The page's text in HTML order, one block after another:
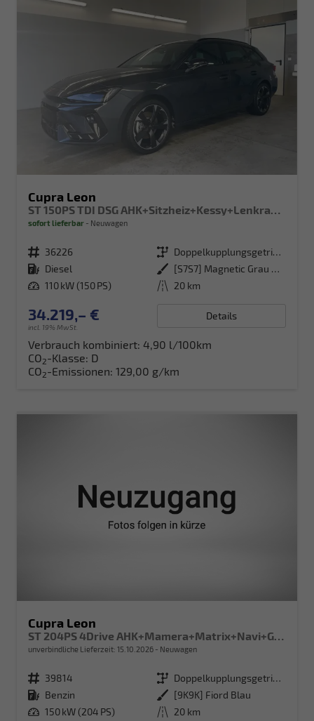
Cupra Leon
sofort lieferbar Neuwagen
Fahrzeugnr. 36226 Getriebe
Doppelkupplungsgetriebe (DSG)
Kraftstoff Diesel Außenfarbe
[S7S7] Magnetic Grau Metallic
Leistung 110 kW (150 PS) Kilometerstand 20 km
34.219,– €
incl. 19% MwSt.
Details
Verbrauch kombiniert: 4,90 l/100km
CO2-Klasse: D
CO2-Emissionen: 129,00 g/km
Cupra Leon
ST 204PS 4Drive AHK+Mamera+Matrix+Navi+GV4+Kessy+Parklenk+Alarm
unverbindliche Lieferzeit: 15.10.2026 Neuwagen
Fahrzeugnr. 39814 Getriebe
Doppelkupplungsgetriebe (DSG)
Kraftstoff Benzin Außenfarbe [9K9K] Fiord Blau
Leistung 150 kW (204 PS) Kilometerstand 20 km